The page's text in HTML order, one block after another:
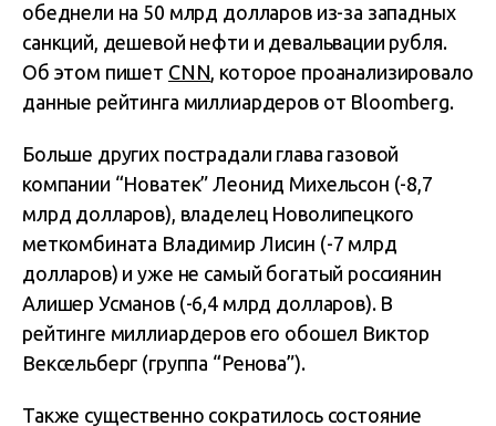
обеднели на 50 млрд долларов из-за западных
санкций, дешевой нефти и девальвации рубля.
Об этом пишет CNN, которое проанализировало
данные рейтинга миллиардеров от Bloomberg.
Больше других пострадали глава газовой
компании “Новатек” Леонид Михельсон (-8,7
млрд долларов), владелец Новолипецкого
меткомбината Владимир Лисин (-7 млрд
долларов) и уже не самый богатый россиянин
Алишер Усманов (-6,4 млрд долларов). В
рейтинге миллиардеров его обошел Виктор
Вексельберг (группа “Ренова”).
Также существенно сократилось состояние